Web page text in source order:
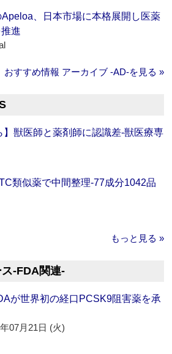
、日本市場に本格展開し医薬
進
おすすめ情報 アーカイブ ‐AD‐を見る »
】獣医師と薬剤師に認識差‐獣医療専
類似薬で中間整理‐77成分1042品
もっと見る »
‐FDA関連‐
が世界初の経口PCSK9阻害薬を承
07月21日 (火)